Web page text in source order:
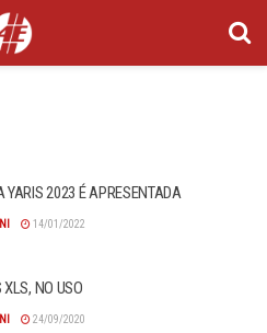
YARIS 2023 É APRESENTADA
14/01/2022
XLS, NO USO
24/09/2020